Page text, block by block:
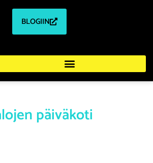
BLOGIIN
päiväkoti